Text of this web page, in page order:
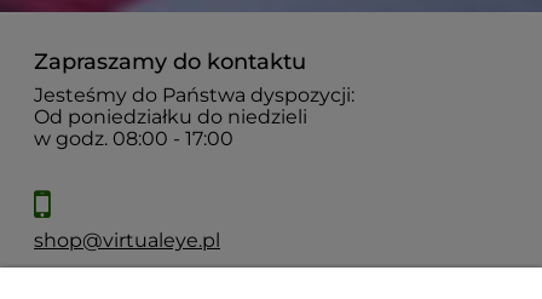
Zapraszamy do kontaktu
Jesteśmy do Państwa dyspozycji:
Od poniedziałku do niedzieli
w godz. 08:00 - 17:00
shop@virtualeye.pl